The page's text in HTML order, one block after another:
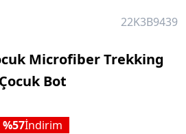
22K3B9439
Microfiber Trekking
Çocuk Bot
57İndirim